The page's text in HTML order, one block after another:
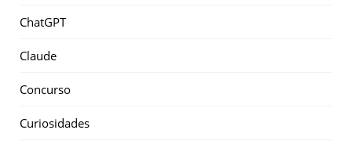
ChatGPT
Claude
Concurso
Curiosidades